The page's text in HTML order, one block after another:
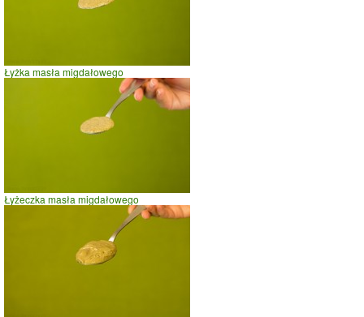
Łyżka masła migdałowego
Łyżeczka masła migdałowego